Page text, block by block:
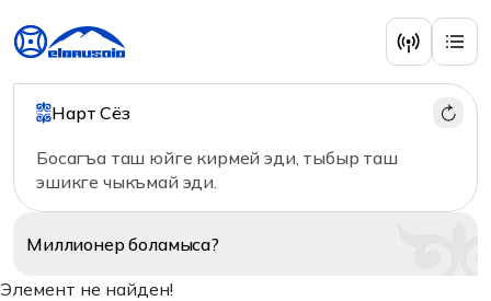
Нарт Сёз
Босагъа таш юйге кирмей эди, тыбыр таш
эшикге чыкъмай эди.
Миллионерболамыса?
Элемент не найден!